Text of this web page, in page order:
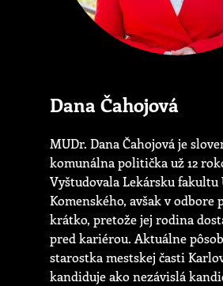
Dana Čahojová
MUDr. Dana Čahojová je
komunálna politička už 12
Vyštudovala Lekársku
Komenského, avšak v odbore
krátko, pretože jej rodina
pred kariérou. Aktuálne
starostka mestskej časti
kandiduje ako nezávislá